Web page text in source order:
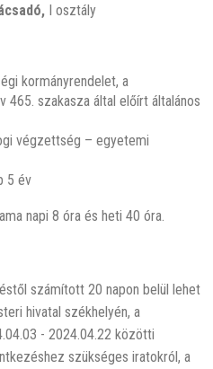
I osztály
kormányrendelet, a
465. szakasza által előírt általános
végzettség – egyetemi
5 év
napi 8 óra és heti 40 óra.
számított 20 napon belül lehet
hivatal székhelyén, a
- 2024.04.22 közötti
szükséges iratokról, a